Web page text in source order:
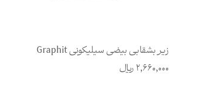
زیر بشقابی بیضی سیلیکونی Cream
2,660,000ریال